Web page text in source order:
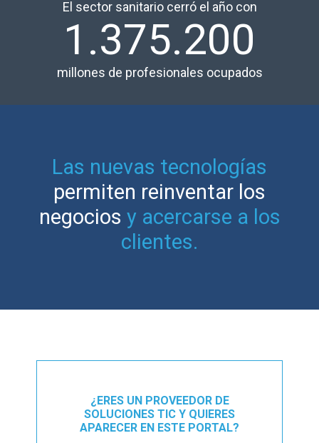
El sector sanitario cerró el año con
1.375.200
millones de profesionales ocupados
Las nuevas tecnologías
permiten reinventar los
negocios y acercarse a los
clientes.
¿ERES UN PROVEEDOR DE
SOLUCIONES TIC Y QUIERES
APARECER EN ESTE PORTAL?